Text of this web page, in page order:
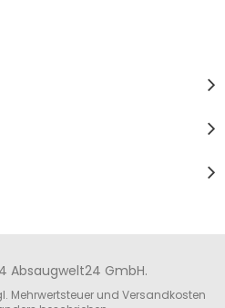
Absaugwelt24 GmbH.
Mehrwertsteuer und Versandkosten